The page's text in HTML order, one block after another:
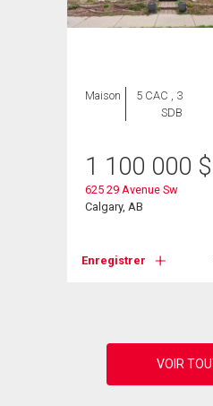
Maison
5 CAC , 3
SDB
1 100 000 $
625 29 Avenue Sw
Calgary, AB
Enregistrer